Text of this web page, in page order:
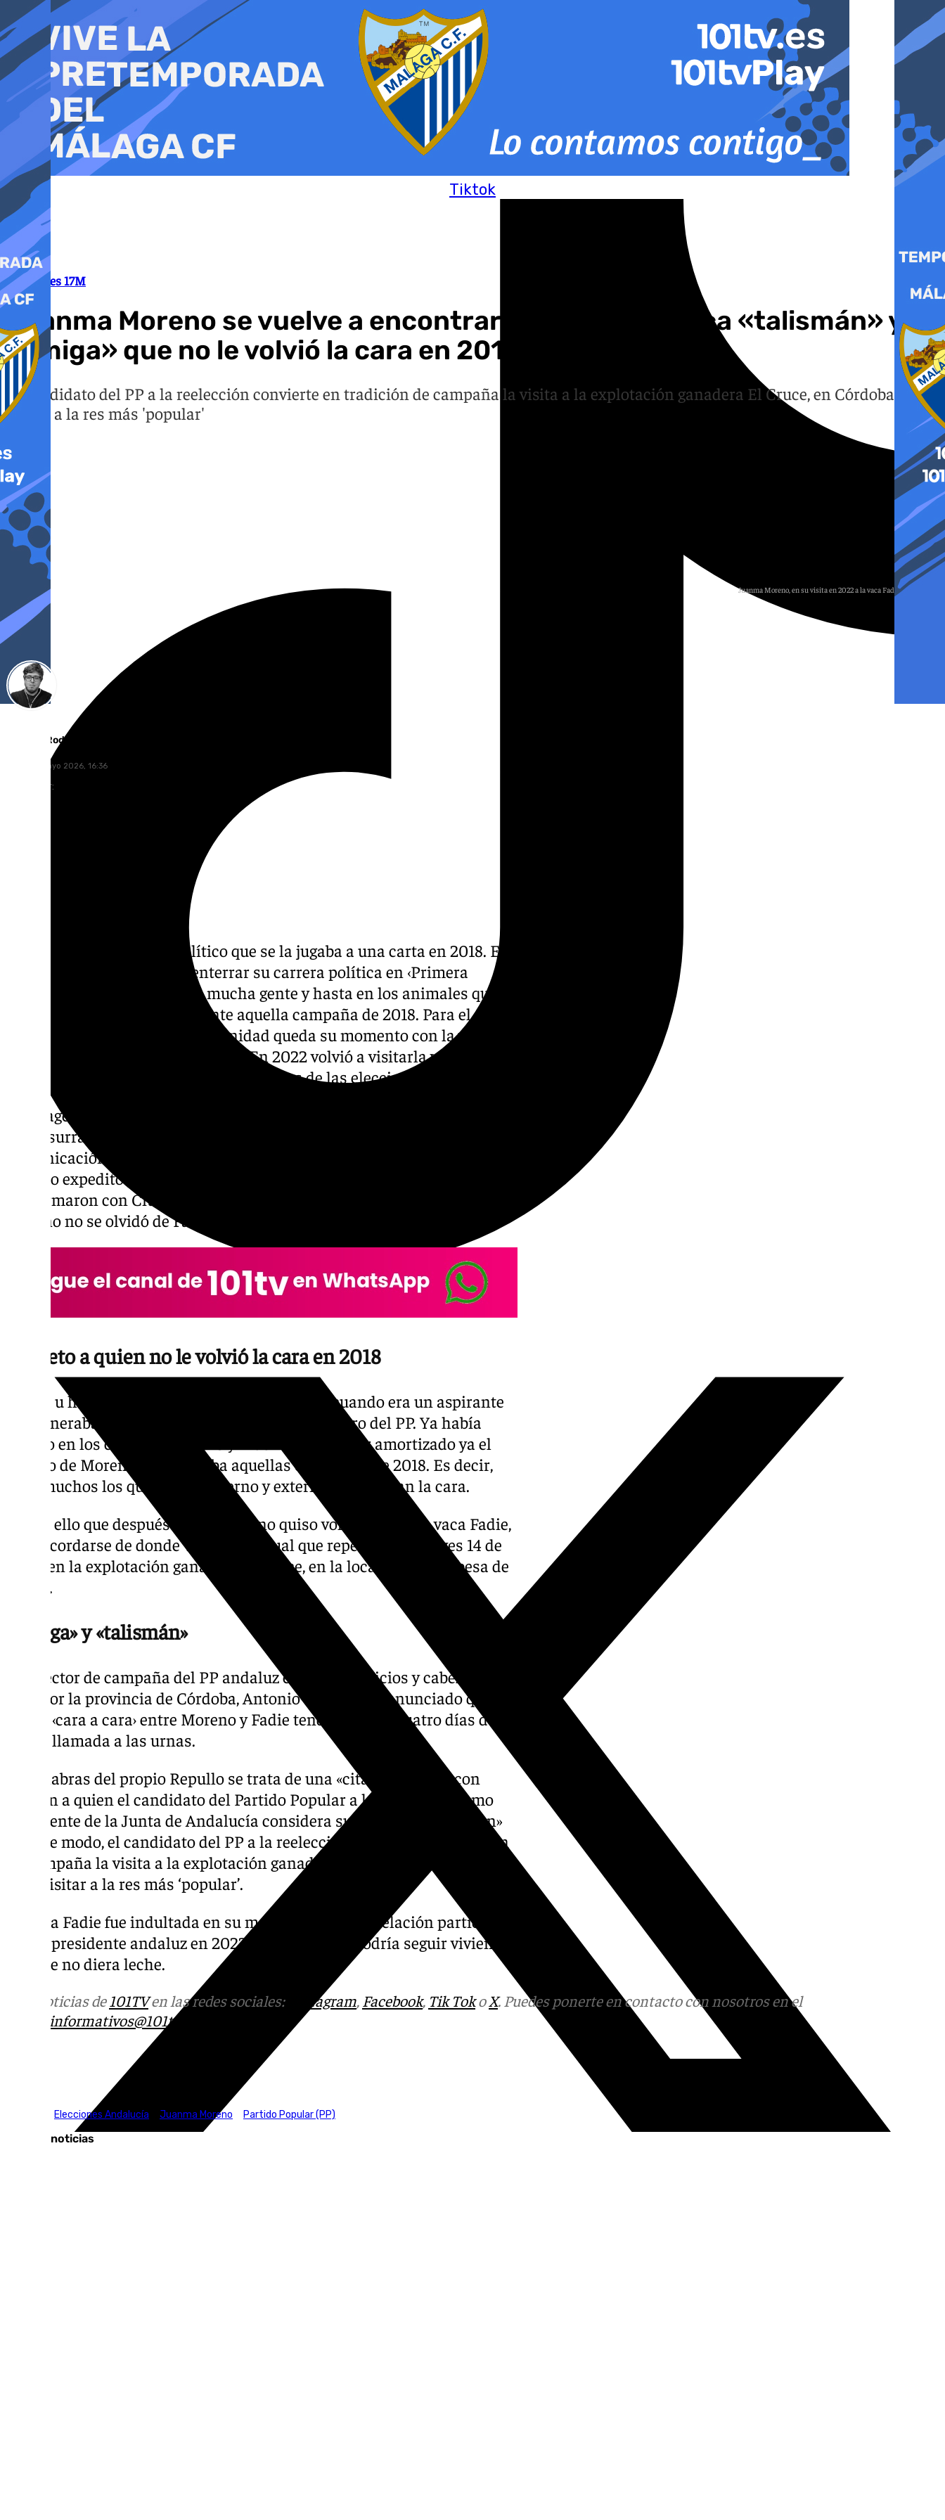
al
contenido
Tiktok
X-twitter
Elecciones 17M
Juanma Moreno se vuelve a encontrar con Fadie, la vaca «talismán» y
«amiga» que no le volvió la cara en 2018
El candidato del PP a la reelección convierte en tradición de campaña la visita a la explotación ganadera El Cruce, en Córdoba, para
visitar a la res más 'popular'
Juanma Moreno, en su visita en 2022 a la vaca Fadie en Córdoba.
Enrique Rodríguez
lunes, 11 mayo 2026, 16:36
Compartir:
Juanma Moreno era un político que se la jugaba a una carta en 2018. Era
gobernar o prácticamente enterrar su carrera política en ‹Primera
División›. Y se encomendó a mucha gente y hasta en los animales que
encontró por Andalucía durante aquella campaña de 2018. Para el
anecdotario política de la comunidad queda su momento con la vaca
Fadie en Córdoba hace ocho años. En 2022 volvió a visitarla y este 2026
se reencontrará con ella cuatro días antes de las elecciones del 17M.
La imagen del candidato del PP abrazado cual amigo de toda la vida a la
res susurrándole por los votos provocó cierto escarnio en los medios de
comunicación y en redes sociales. No obstante, las urnas dejaron el
camino expedito para el vuelco político andaluz con aquel Gobierno que
conformaron con Ciudadanos y con el beneplácito de Vox. Y Juanma
Moreno no se olvidó de Fadie.
Respeto a quien no le volvió la cara en 2018
Manía u homenaje a quien no le volvió la cara cuando era un aspirante
que generaba muchas dudas, especialmente dentro del PP. Ya había
fallado en los comicios de 2015 y muchos daban por amortizado ya el
periplo de Moreno si no ganaba aquellas elecciones de 2018. Es decir,
eran muchos los que a nivel interno y externo sí le volvían la cara.
Es por ello que después Juana Moreno quiso volver a ver a la vaca Fadie,
para acordarse de donde venía. Un ritual que repetirá este jueves 14 de
mayo en la explotación ganadera El Cruce, en la localidad cordobesa de
Añora.
«Amiga» y «talismán»
El director de campaña del PP andaluz en estos comicios y cabeza de
lista por la provincia de Córdoba, Antonio Repullo, ha anunciado que el
nuevo ‹cara a cara› entre Moreno y Fadie tendrá lugar a cuatro días de la
nueva llamada a las urnas.
En palabras del propio Repullo se trata de una «cita ineludible» con
alguien a quien el candidato del Partido Popular a la reelección como
presidente de la Junta de Andalucía considera su «amiga» y «talismán»
De este modo, el candidato del PP a la reelección convierte en tradición
de campaña la visita a la explotación ganadera El Cruce, en Córdoba,
para visitar a la res más ‘popular’.
La vaca Fadie fue indultada en su momento y por su relación particular
con el presidente andaluz en 2022 se decidió que podría seguir viviendo
aunque no diera leche.
Más noticias de101TVen las redes sociales: Instagram, Facebook, Tik TokoX. Puedes ponerte en contacto con nosotros en el
informativos@101tv.es
Elecciones Andalucía Juanma Moreno Partido Popular (PP)
Últimas noticias